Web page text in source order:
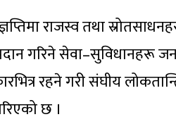
राजस्व तथा
गरिने सेवा–सुविधानहरू
रहने गरी संघीय
छ ।